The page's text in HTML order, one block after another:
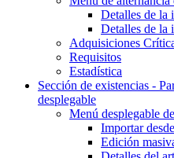
Detalles de la
Detalles de la
Adquisiciones
Requisitos
Estadística
Sección de existencias -
desplegable
Menú desplegable
Importar
Edición